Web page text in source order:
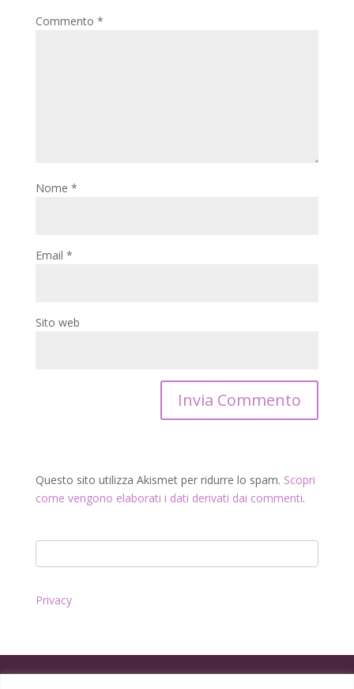
Commento *
Nome *
Email *
Sito web
Questo sito utilizza Akismet per ridurre lo spam. Scopri
come vengono elaborati i dati derivati dai commenti.
Privacy